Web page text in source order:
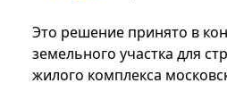
Это решение принято в
земельного участка для
жилого комплекса